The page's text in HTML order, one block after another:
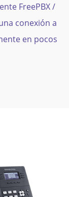
FreePBX /
conexión a
en pocos